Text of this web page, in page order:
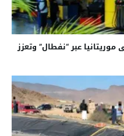
عبر “نفطال” وتعزز